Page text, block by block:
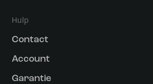
Hulp
Contact
Account
Garantie